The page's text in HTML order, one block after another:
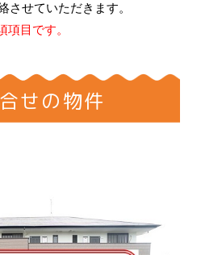
させていただきます。
項目です。
せの物件